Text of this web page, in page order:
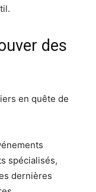
des
en quête de
spécialisés,
dernières